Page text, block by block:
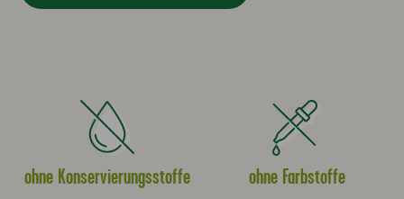
ohne Konservierungsstoffe ohne Farbstoffe